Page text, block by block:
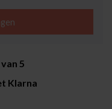
5
Klarna